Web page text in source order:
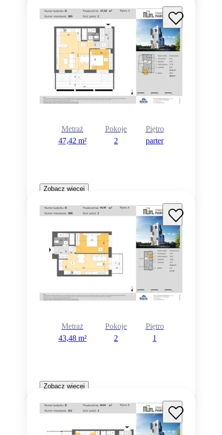
Metraż
47,42 m²
Pokoje
2
Piętro
parter
Zobacz więcej
Metraż
43,48 m²
Pokoje
2
Piętro
1
Zobacz więcej